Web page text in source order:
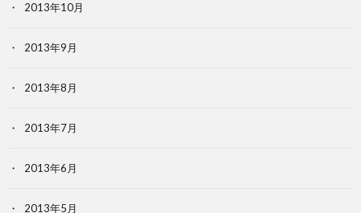
2013年10月
2013年9月
2013年8月
2013年7月
2013年6月
2013年5月